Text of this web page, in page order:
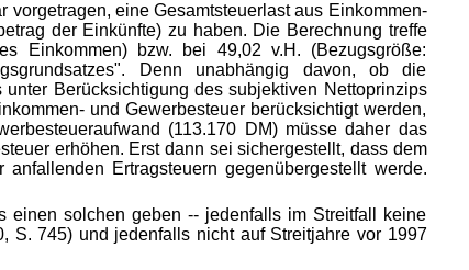
vorgetragen, eine Gesamtsteuerlast aus Einkommen-
der Einkünfte) zu haben. Die Berechnung treffe
Einkommen) bzw. bei 49,02 v.H. (Bezugsgröße:
Denn unabhängig davon, ob die
Berücksichtigung des subjektiven Nettoprinzips
und Gewerbesteuer berücksichtigt werden,
(113.170 DM) müsse daher das
erhöhen. Erst dann sei sichergestellt, dass dem
Ertragsteuern gegenübergestellt werde.
einen solchen geben -- jedenfalls im Streitfall keine
S. 745) und jedenfalls nicht auf Streitjahre vor 1997